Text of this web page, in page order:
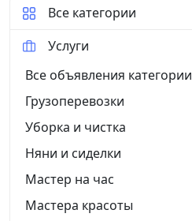
Все категории
Услуги
Все объявления категории
Грузоперевозки
Уборка и чистка
Няни и сиделки
Мастер на час
Мастера красоты